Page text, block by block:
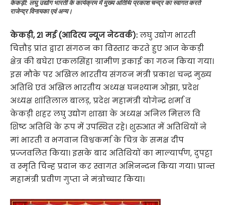
केकड़ी: लघु उद्योग भारती के कार्यक्रम में मुख्य अतिथि प्रकाश चन्द्र का स्वागत करते
राजेन्द्र विनायका एवं अन्य।
केकड़ी, 21 मई (आदित्य न्यूज नेटवर्क):लघु उद्योग भारती
चित्तौड़ प्रांत द्वारा संगठन का विस्तार करते हुए आज केकड़ी
क्षेत्र की बघेरा एकलसिंहा ग्रामीण इकाई का गठन किया गया।
इस मौके पर अखिल भारतीय संगठन मंत्री प्रकाश चन्द्र मुख्य
अतिथि एवं अखिल भारतीय अध्यक्ष घनश्याम ओझा, प्रदेश
अध्यक्ष शांतिलाल बालड़, प्रदेश महामंत्री योगेन्द्र शर्मा व
केकड़ी शहर लघु उद्योग शाखा के अध्यक्ष अनिल मित्तल वि​
शिष्ट अ​तिथि के रूप में उपस्थित रहे। शुरुआत में अतिथियों ने
मां भारती व भगवान विश्वकर्मा के चित्र के समक्ष दीप
प्रज्जवलित किया। इसके बाद अतिथियों का माल्यार्पण, दुपट्टा
व स्मृति चिन्ह प्रदान कर स्वागत अभिनन्दन किया गया। प्रान्त
महामंत्री प्रवीण गुप्ता ने मंत्रोच्चार किया।